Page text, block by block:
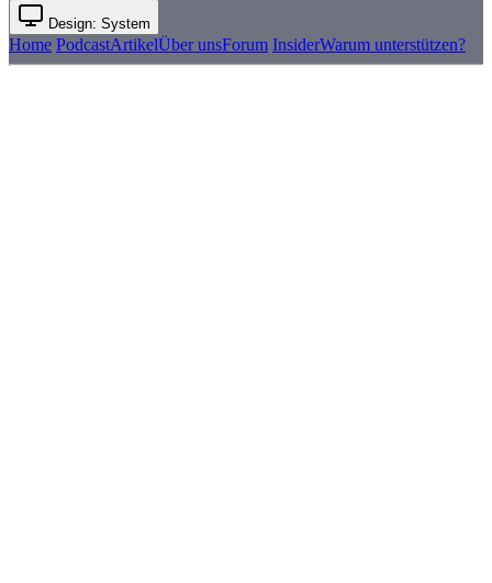
Design: System
Home PodcastArtikelÜber unsForum InsiderWarum unterstützen?